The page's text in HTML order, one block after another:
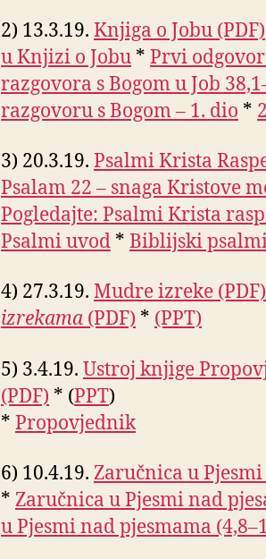
2) 13.3.19. Knjiga o Jobu (PDF)
u Knjizi o Jobu * Prvi
razgovora s Bogom u Job
razgovoru s Bogom – 1. dio *
3) 20.3.19. Psalmi Krista
Psalam 22 – snaga Kristove
Pogledajte: Psalmi Krista
Psalmi uvod * Biblijski
4) 27.3.19. Mudre izreke (PDF)
izrekama (PDF) * (PPT)
5) 3.4.19. Ustroj knjige
(PDF) * (PPT)
* Propovjednik
6) 10.4.19. Zaručnica u
* Zaručnica u Pjesmi nad
u Pjesmi nad pjesmama